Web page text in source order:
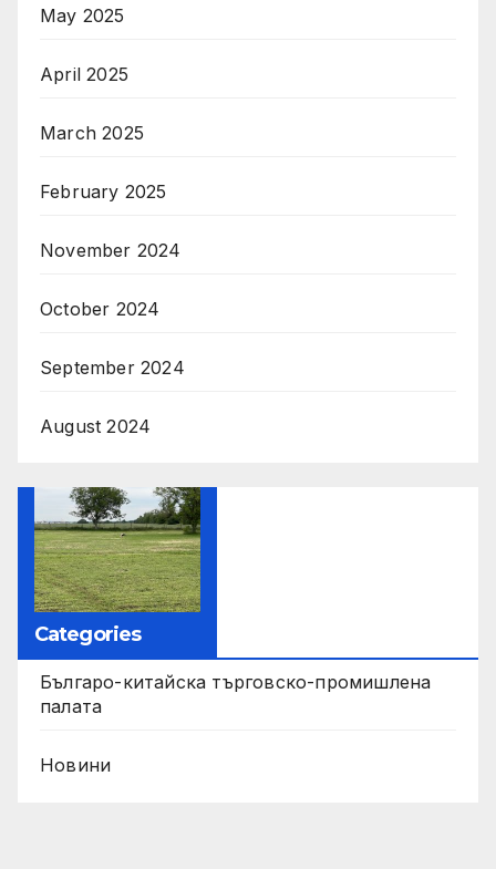
May 2025
April 2025
March 2025
February 2025
November 2024
October 2024
September 2024
August 2024
Categories
Българо-китайска търговско-промишлена
палата
Новини